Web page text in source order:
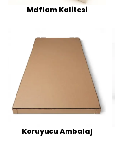
Mdflam Kalitesi
Koruyucu Ambalaj